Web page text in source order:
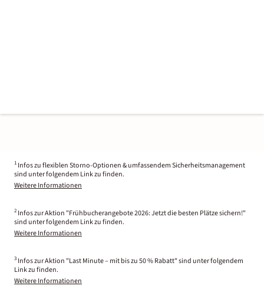
1 Infos zu flexiblen Storno-Optionen & umfassendem Sicherheitsmanagement
sind unter folgendem Link zu finden.
Weitere Informationen
2 Infos zur Aktion "Frühbucherangebote 2026: Jetzt die besten Plätze sichern!"
sind unter folgendem Link zu finden.
Weitere Informationen
3 Infos zur Aktion "Last Minute – mit bis zu 50 % Rabatt" sind unter folgendem
Link zu finden.
Weitere Informationen